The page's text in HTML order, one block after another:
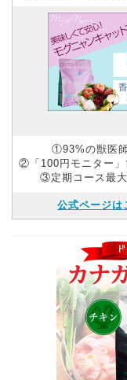
①93%の獣医
②「100円モニター」
③定期コース最
公式ページは